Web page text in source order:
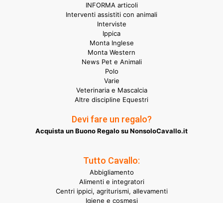
INFORMA articoli
Interventi assistiti con animali
Interviste
Ippica
Monta Inglese
Monta Western
News Pet e Animali
Polo
Varie
Veterinaria e Mascalcia
Altre discipline Equestri
Devi fare un regalo?
Acquista un Buono Regalo su NonsoloCavallo.it
Tutto Cavallo:
Abbigliamento
Alimenti e integratori
Centri ippici, agriturismi, allevamenti
Igiene e cosmesi